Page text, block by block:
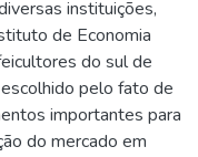
instituições,
de Economia
do sul de
pelo fato de
importantes para
do mercado em